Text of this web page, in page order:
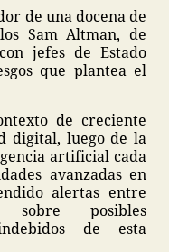
de una docena de
Sam Altman, de
jefes de Estado
que plantea el
de creciente
digital, luego de la
artificial cada
avanzadas en
alertas entre
posibles
de esta